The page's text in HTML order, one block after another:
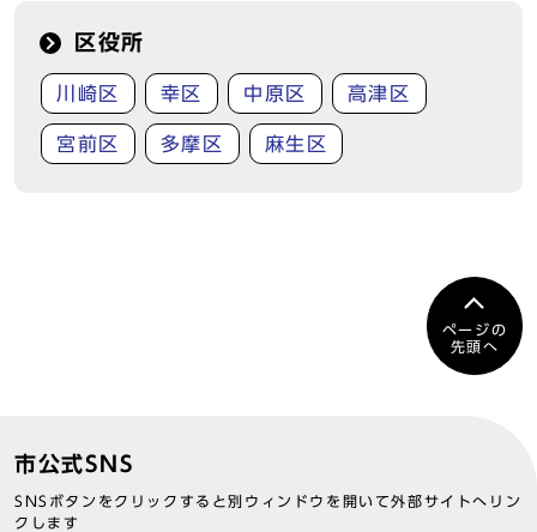
区役所
川崎区 幸区 中原区 高津区
宮前区 多摩区 麻生区
ページの
先頭へ
市公式SNS
SNSボタンをクリックすると別ウィンドウを開いて外部サイトへリン
クします